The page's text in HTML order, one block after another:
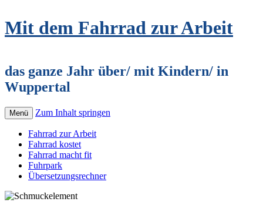
Mit dem Fahrrad zur Arbeit
das ganze Jahr über/ mit Kindern/ in
Wuppertal
Menü Zum Inhalt springen
Fahrrad zur Arbeit
Fahrrad kostet
Fahrrad macht fit
Fuhrpark
Übersetzungsrechner